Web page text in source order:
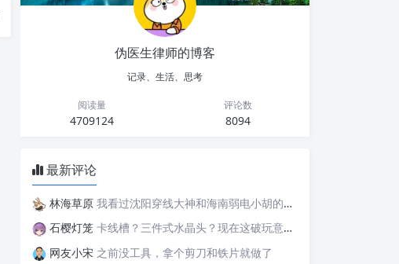
伪医生律师的博客
记录、生活、思考
阅读量
4709124
评论数
8094
最新评论
林海草原 我看过沈阳穿线大神和海南弱电小胡的视频，他们做这些的熟练程度，是不是也是建立在这些翻车之上的....
石樱灯笼 卡线槽？三件式水晶头？现在这破玩意变得这么复杂了？
网友小宋 之前没工具，拿个剪刀和铁片就做了